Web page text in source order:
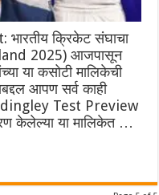
क्रिकेट संघाचा
2025) आजपासून
या कसोटी मालिकेची
आपण सर्व काही
Test Preview
केलेल्या या मालिकेत …